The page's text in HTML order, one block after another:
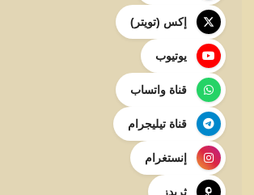
إكس (تويتر)
يوتيوب
قناة واتساب
قناة تيليجرام
إنستغرام
ثريدز